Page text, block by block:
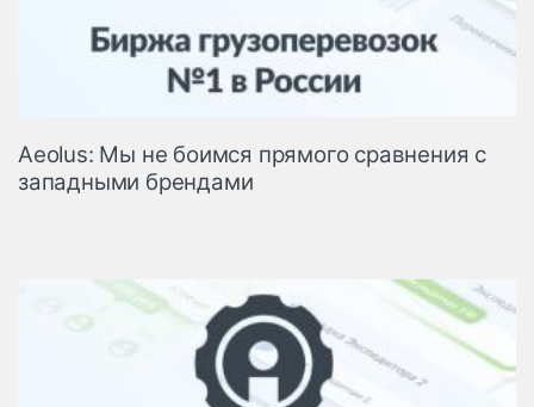
Aeolus: Мы не боимся прямого сравнения с
западными брендами